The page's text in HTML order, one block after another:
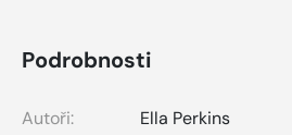
Podrobnosti
Autoři:
Ella Perkins